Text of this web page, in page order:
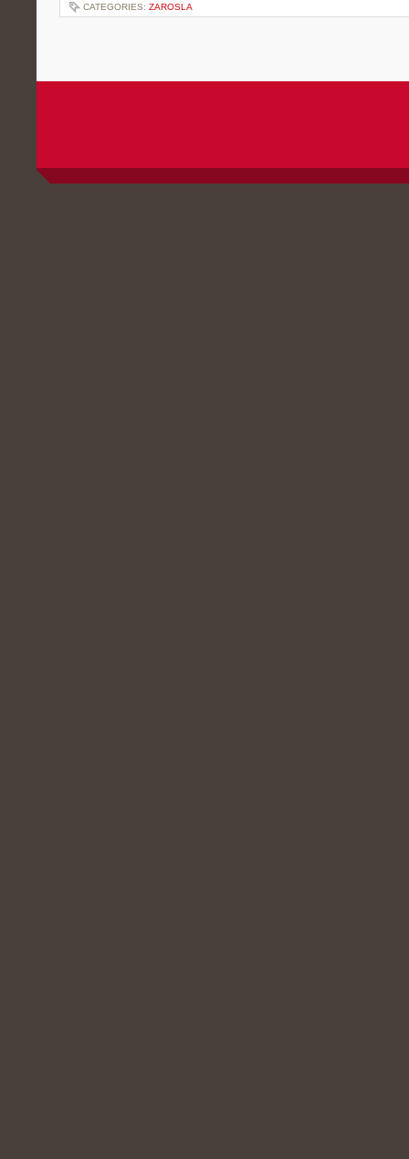
CATEGORIES: ZAROSLA